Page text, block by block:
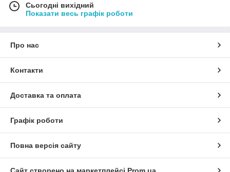
Сьогодні вихідний
Показати весь графік роботи
Про нас
Контакти
Доставка та оплата
Графік роботи
Повна версія сайту